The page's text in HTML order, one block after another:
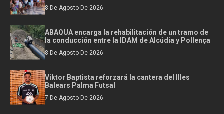
8 De Agosto De 2026
ABAQUA encarga la rehabilitación de un tramo de
la conducción entre la IDAM de Alcúdia y Pollença
8 De Agosto De 2026
Viktor Baptista reforzará la cantera del Illes
Balears Palma Futsal
7 De Agosto De 2026